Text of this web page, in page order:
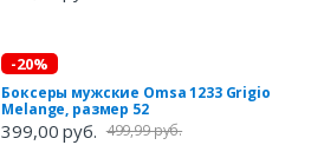
-20%
Боксеры мужские Omsa 1233 Grigio
Melange, размер 52
399,00 руб. 499,99 руб.